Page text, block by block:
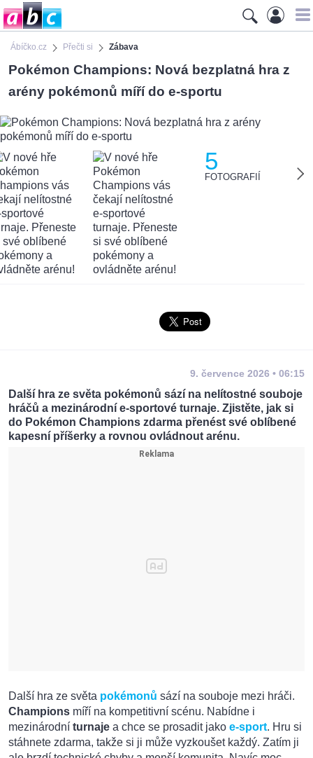
Ábíčko.cz Přečti si Zábava
Pokémon Champions: Nová bezplatná hra z
arény pokémonů míří do e-sportu
5
FOTOGRAFIÍ
9. července 2026 • 06:15
Další hra ze světa pokémonů sází na nelítostné souboje
hráčů a mezinárodní e-sportové turnaje. Zjistěte, jak si
do Pokémon Champions zdarma přenést své oblíbené
kapesní příšerky a rovnou ovládnout arénu.
Další hra ze světa pokémonů sází na souboje mezi hráči.
Champions míří na kompetitivní scénu. Nabídne i
mezinárodní turnaje a chce se prosadit jako e-sport. Hru si
stáhnete zdarma, takže si ji může vyzkoušet každý. Zatím ji